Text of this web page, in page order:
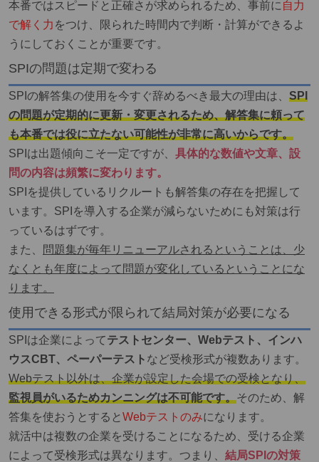
本番ではスピードと正確さが求められるため、事前に 自力
で解く力 をつけ、限られた時間内で判断・計算ができるよ
うにしておくことが重要です。
SPIの問題は定期で変わる
SPIの解答集の使用を今すぐ辞めるべき最大の理由は、 SPI
の問題が定期的に更新・変更されるため、解答集に頼って
も本番では役に立たない可能性が非常に高いからです。
SPIは出題傾向こそ一定ですが、 具体的な数値や文章、設
問の内容は頻繁に変わります。
SPIを提供しているリクルートも解答集の存在を把握して
います。SPIを導入する企業が減らないためにも対策は行
っているはずです。
また、
問題集が毎年リニューアルされるということは、少
なくとも年度によって問題が変化しているということにな
ります。
使用できる形式が限られて結局対策が必要になる
SPIは企業によってテストセンター、Webテスト、インハ
ウスCBT、ペーパーテスト など受検形式が複数あります。
Webテスト以外は、企業が設定した会場での受検となり、
監視員がいるためカンニングは不可能です。そのため、解
答集を使おうとすると Webテストのみになります。
就活中は複数の企業を受けることになるため、受ける企業
によって受検形式は異なります。つまり、 結局SPIの対策